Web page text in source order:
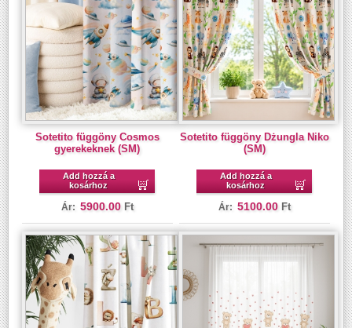
Sotetito függöny Cosmos
gyerekeknek (SM)
Add hozzá a
kosárhoz
Ár: 5900.00 Ft
Sotetito függöny Dżungla Niko
(SM)
Add hozzá a
kosárhoz
Ár: 5100.00 Ft